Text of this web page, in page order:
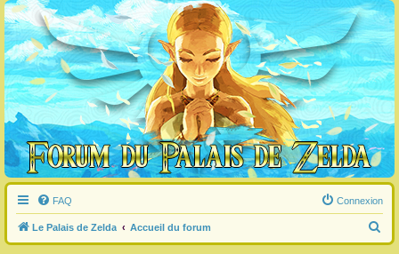
FAQ Connexion
Le Palais de Zelda Accueil du forum
e